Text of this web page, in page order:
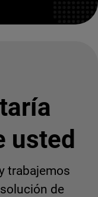
usted
trabajemos
de